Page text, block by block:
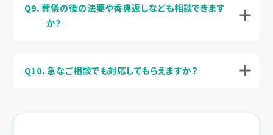
Q9．葬儀の後の法要や香典返しなども相談できます
か？
Q10．急なご相談でも対応してもらえますか？